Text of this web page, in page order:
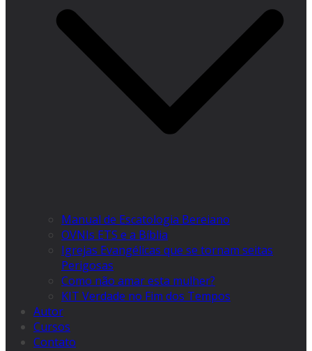
Manual de Escatologia Bereiano
OVNIs ETS e a Bíblia
Igrejas Evangélicas que se tornam seitas
Perigosas
Como não amar esta mulher?
KIT Verdade no Fim dos Tempos
Autor
Cursos
Contato